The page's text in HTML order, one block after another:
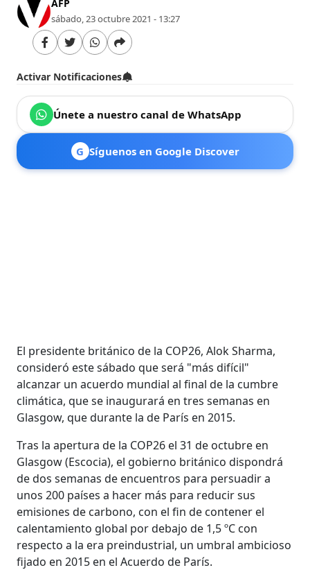
AFP
sábado, 23 octubre 2021 - 13:27
Activar Notificaciones
Únete a nuestro canal de WhatsApp
G Síguenos en Google Discover
El presidente británico de la COP26, Alok Sharma,
consideró este sábado que será "más difícil"
alcanzar un acuerdo mundial al final de la cumbre
climática, que se inaugurará en tres semanas en
Glasgow, que durante la de París en 2015.
Tras la apertura de la COP26 el 31 de octubre en
Glasgow (Escocia), el gobierno británico dispondrá
de dos semanas de encuentros para persuadir a
unos 200 países a hacer más para reducir sus
emisiones de carbono, con el fin de contener el
calentamiento global por debajo de 1,5 ºC con
respecto a la era preindustrial, un umbral ambicioso
fijado en 2015 en el Acuerdo de París.